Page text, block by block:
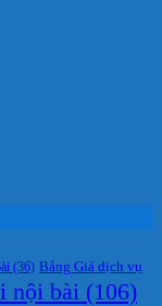
(36) Bảng Giá dịch vụ
nội bài (106)